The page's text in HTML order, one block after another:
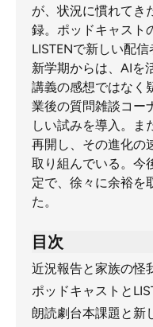
が、状況に慣れてき
録。ポッドキャスト
LISTENで新しい配
新学期からは、AIを
講義の感想ではなく
業後の質問雑談コー
しい試みを導入。ま
再開し、その進化の
取り組んでいる。今
定で、徐々に余裕を
た。
目次
近況報告と家族の怪
ポッドキャストと
朗読劇台本課題と新